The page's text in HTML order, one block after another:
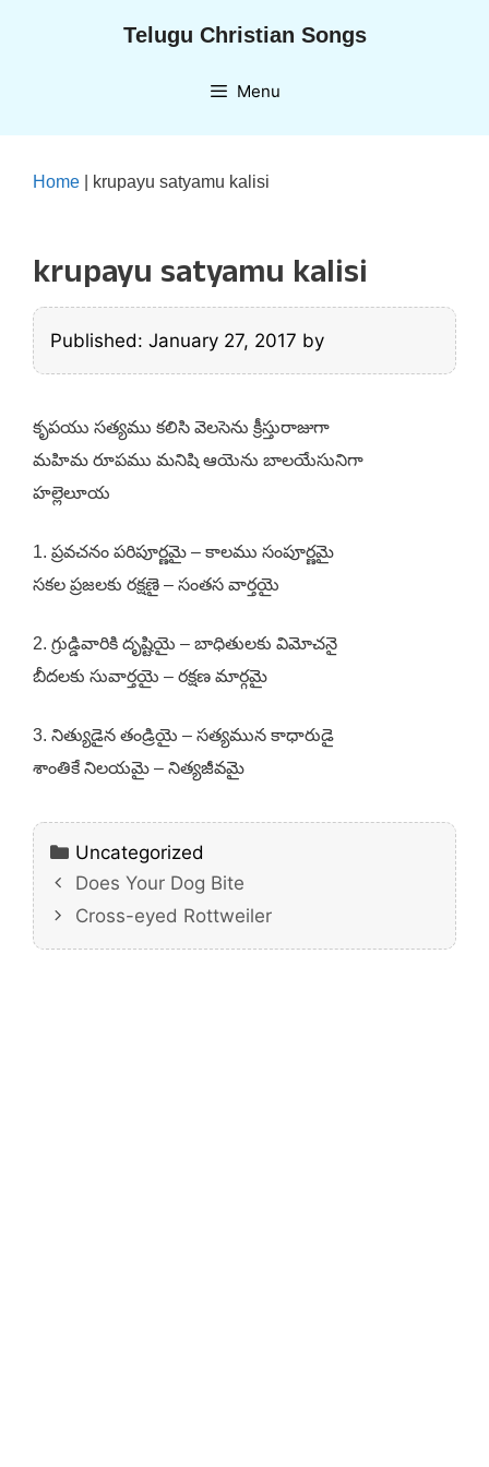
Telugu Christian Songs
Menu
Home krupayu satyamu kalisi
krupayu satyamu kalisi
Published: January 27, 2017 by
కృపయు సత్యము కలిసి వెలసెను క్రీస్తురాజుగా
మహిమ రూపము మనిషి ఆయెను బాలయేసునిగా
హల్లెలూయ
1. ప్రవచనం పరిపూర్ణమై – కాలము సంపూర్ణమై
సకల ప్రజలకు రక్షణై – సంతస వార్తయై
2. గ్రుడ్డివారికి దృష్టియై – బాధితులకు విమోచనై
బీదలకు సువార్తయై – రక్షణ మార్గమై
3. నిత్యుడైన తండ్రియై – సత్యమున కాధారుడై
శాంతికే నిలయమై – నిత్యజీవమై
Categories
Uncategorized
Does Your Dog Bite
Cross-eyed Rottweiler